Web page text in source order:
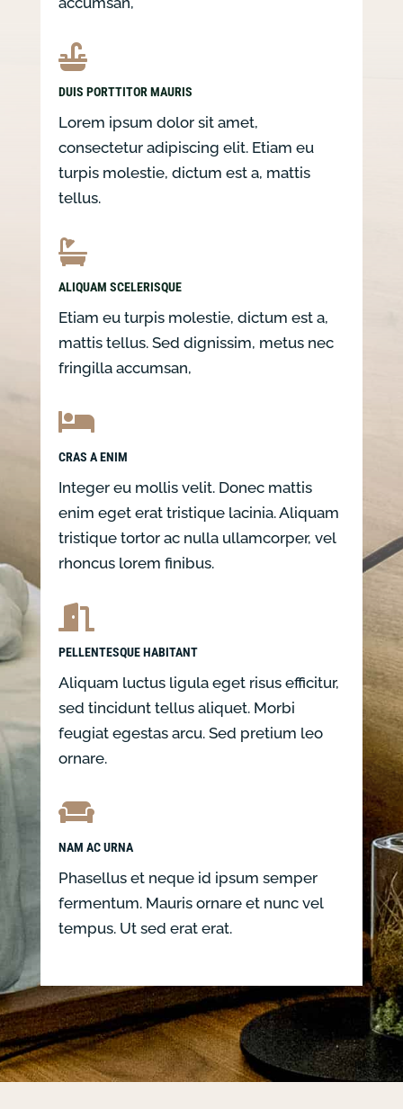

DUIS PORTTITOR MAURIS
Lorem ipsum dolor sit amet,
consectetur adipiscing elit. Etiam eu
turpis molestie, dictum est a, mattis
tellus.

ALIQUAM SCELERISQUE
Etiam eu turpis molestie, dictum est a,
mattis tellus. Sed dignissim, metus nec
fringilla accumsan,

CRAS A ENIM
Integer eu mollis velit. Donec mattis
enim eget erat tristique lacinia. Aliquam
tristique tortor ac nulla ullamcorper, vel
rhoncus lorem finibus.

PELLENTESQUE HABITANT
Aliquam luctus ligula eget risus efficitur,
sed tincidunt tellus aliquet. Morbi
feugiat egestas arcu. Sed pretium leo
ornare.

NAM AC URNA
Phasellus et neque id ipsum semper
fermentum. Mauris ornare et nunc vel
tempus. Ut sed erat erat.